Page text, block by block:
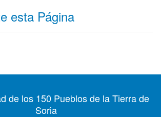
esta Página
de los 150 Pueblos de la Tierra de
Soria